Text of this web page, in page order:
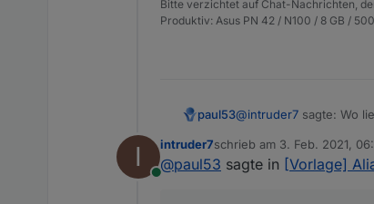
    "state": 1636,
"owner":
"_id":
"acl" :
{
}
}
Bitte verzichtet auf Chat-Nachrichten,
Produktiv: Asus PN 42 / N100 / 8 GB /
paul53@intruder7 sagte: Wo
Die Konvertierung muss
I
Online
intruder7schrieb am 3. Feb. 2021,
zuletzt editiert von
@paul53 sagte in [Vorlage]